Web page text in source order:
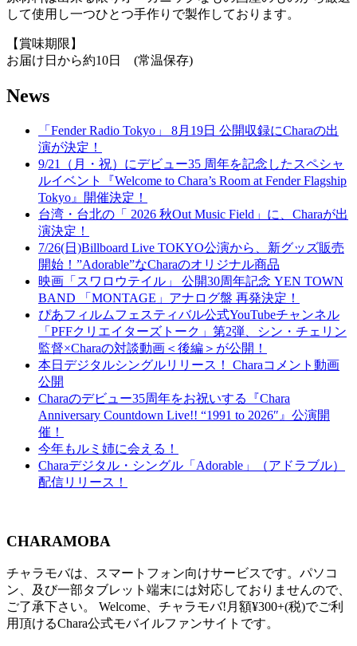
して使用し一つひとつ手作りで製作しております。
【賞味期限】
お届け日から約10日 (常温保存)
News
「Fender Radio Tokyo」 8月19日 公開収録にCharaの出
演が決定！
9/21（月・祝）にデビュー35 周年を記念したスペシャ
ルイベント『Welcome to Chara’s Room at Fender Flagship
Tokyo』開催決定！
台湾・台北の「 2026 秋Out Music Field」に、Charaが出
演決定！
7/26(日)Billboard Live TOKYO公演から、新グッズ販売
開始！”Adorable”なCharaのオリジナル商品
映画「スワロウテイル」 公開30周年記念 YEN TOWN
BAND 「MONTAGE」アナログ盤 再発決定！
ぴあフィルムフェスティバル公式YouTubeチャンネル
「PFFクリエイターズトーク」第2弾、シン・チェリン
監督×Charaの対談動画＜後編＞が公開！
本日デジタルシングルリリース！ Charaコメント動画
公開
Charaのデビュー35周年をお祝いする『Chara
Anniversary Countdown Live!! “1991 to 2026″』公演開
催！
今年もルミ姉に会える！
Charaデジタル・シングル「Adorable」（アドラブル）
配信リリース！
CHARAMOBA
チャラモバは、スマートフォン向けサービスです。パソコ
ン、及び一部タブレット端末には対応しておりませんので、
ご了承下さい。 Welcome、チャラモバ!月額¥300+(税)でご利
用頂けるChara公式モバイルファンサイトです。